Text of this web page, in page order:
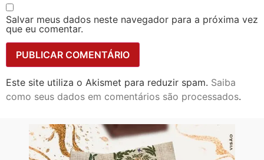
Salvar meus dados neste navegador para a próxima vez
que eu comentar.
Este site utiliza o Akismet para reduzir spam. Saiba
como seus dados em comentários são processados.